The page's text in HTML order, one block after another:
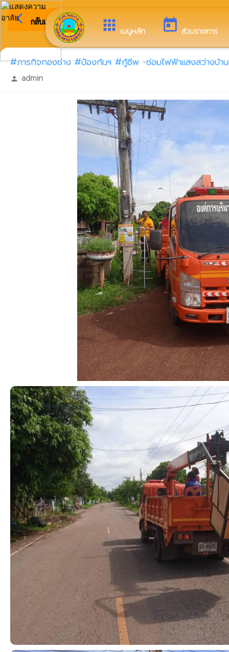
apps เมนูหลัก today ส่วนราชการ
arrow_back_ios กลับเมนูหลัก
#ภารกิจกองช่าง #ป้องกันฯ #กู้ชีพ -ซ่อมไฟฟ้าแสงสว่างบ้าน
person admin